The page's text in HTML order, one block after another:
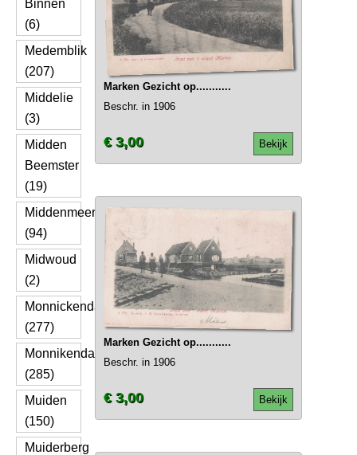
Binnen
(6)
Medemblik
(207)
Middelie
(3)
Midden
Beemster
(19)
Middenmeer
(94)
Midwoud
(2)
Monnickendam
(277)
Monnikendam
(285)
Muiden
(150)
Muiderberg
Marken Gezicht op...........
Beschr. in 1906
Bekijk
€ 3,00
Marken Gezicht op...........
Beschr. in 1906
Bekijk
€ 3,00